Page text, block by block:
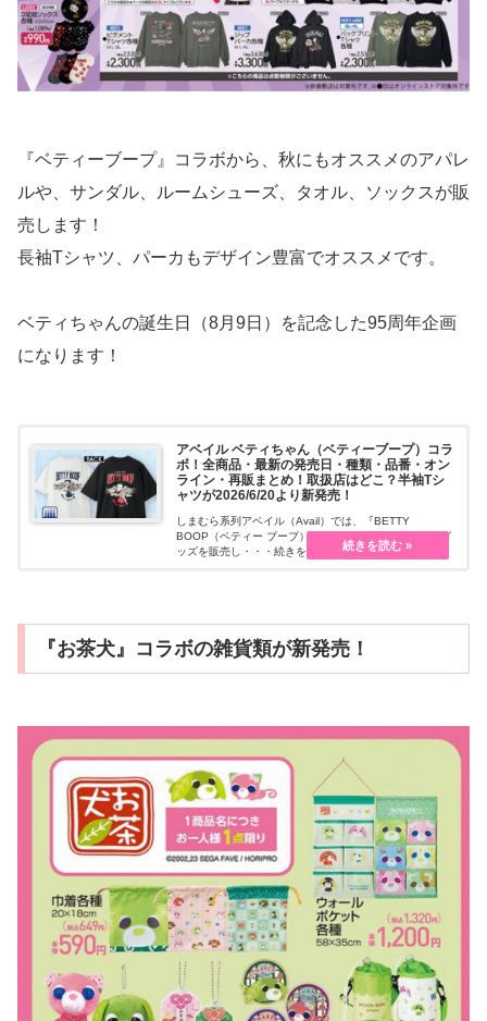
『ベティーブープ』コラボから、秋にもオススメのアパレ
ルや、サンダル、ルームシューズ、タオル、ソックスが販
売します！
長袖Tシャツ、パーカもデザイン豊富でオススメです。
ベティちゃんの誕生日（8月9日）を記念した95周年企画
になります！
アベイル ベティちゃん（ベティーブープ）コラ
ボ！全商品・最新の発売日・種類・品番・オン
ライン・再販まとめ！取扱店はどこ？半袖Tシ
ャツが2026/6/20より新発売！
しまむら系列アベイル（Avail）では、『BETTY
BOOP（ベティー ブープ）』コラボのアパレルや雑貨グ
ッズを販売し・・・続きを読む
『お茶犬』コラボの雑貨類が新発売！